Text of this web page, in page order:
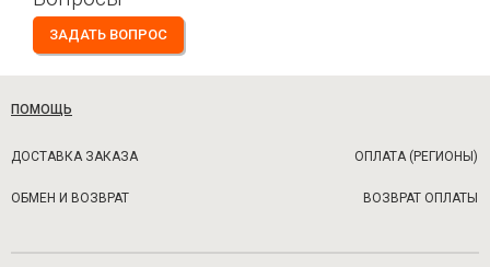
ЗАДАТЬ ВОПРОС
ПОМОЩЬ
ДОСТАВКА ЗАКАЗА ОПЛАТА (РЕГИОНЫ)
ОБМЕН И ВОЗВРАТ ВОЗВРАТ ОПЛАТЫ